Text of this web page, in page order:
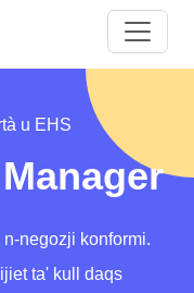
u EHS
negozji konformi.
ta' kull daqs